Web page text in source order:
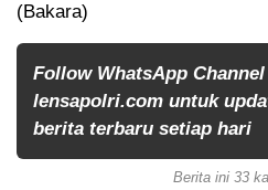
(Bakara)
Follow WhatsApp Channel
lensapolri.com untuk
berita terbaru setiap hari
Berita ini 33